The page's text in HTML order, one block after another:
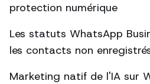
protection numérique
Les statuts WhatsApp
les contacts non
Marketing natif de l'IA sur